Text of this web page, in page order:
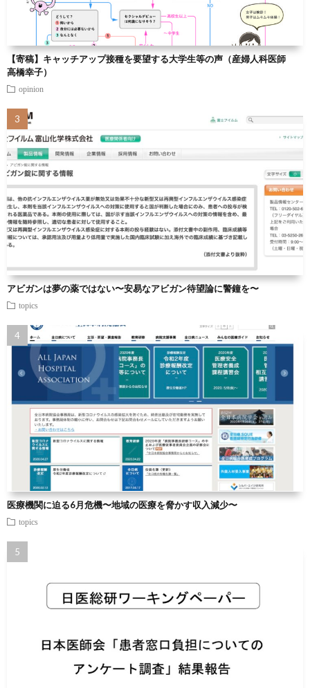
【寄稿】キャッチアップ接種を要望する大学生等の声（産婦人科医師
高橋幸子）
opinion
アビガンは夢の薬ではない〜安易なアビガン待望論に警鐘を〜
topics
医療機関に迫る6月危機〜地域の医療を脅かす収入減少〜
topics